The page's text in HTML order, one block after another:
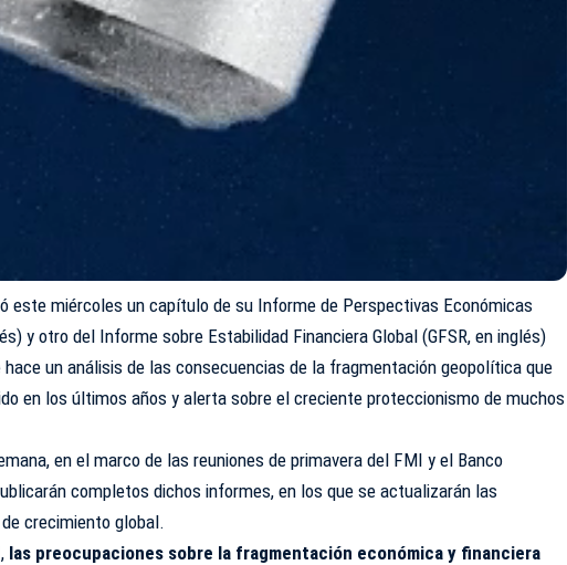
este miércoles un capítulo de su Informe de Perspectivas Económicas
y otro del Informe sobre Estabilidad Financiera Global (GFSR, en inglés)
hace un análisis de las consecuencias de la fragmentación geopolítica que
en los últimos años y alerta sobre el creciente proteccionismo de muchos
en el marco de las reuniones de primavera del FMI y el Banco
completos dichos informes, en los que se actualizarán las
crecimiento global.
las preocupaciones sobre la fragmentación económica y financiera